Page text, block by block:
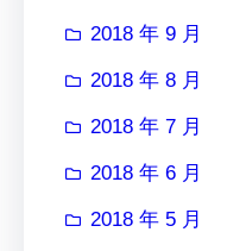
2018 年 9 月
2018 年 8 月
2018 年 7 月
2018 年 6 月
2018 年 5 月